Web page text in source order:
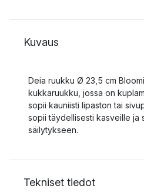
Kuvaus
Deia ruukku Ø 23,5 cm
kukkaruukku, jossa on
sopii kauniisti lipaston tai
sopii täydellisesti kasveille ja
säilytykseen.
Tekniset tiedot